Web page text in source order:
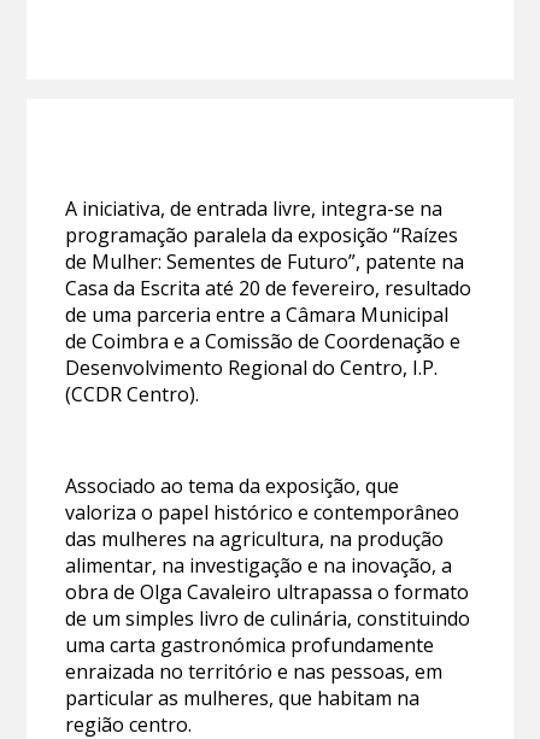
A iniciativa, de entrada livre, integra-se na
programação paralela da exposição “Raízes
de Mulher: Sementes de Futuro”, patente na
Casa da Escrita até 20 de fevereiro, resultado
de uma parceria entre a Câmara Municipal
de Coimbra e a Comissão de Coordenação e
Desenvolvimento Regional do Centro, I.P.
(CCDR Centro).
Associado ao tema da exposição, que
valoriza o papel histórico e contemporâneo
das mulheres na agricultura, na produção
alimentar, na investigação e na inovação, a
obra de Olga Cavaleiro ultrapassa o formato
de um simples livro de culinária, constituindo
uma carta gastronómica profundamente
enraizada no território e nas pessoas, em
particular as mulheres, que habitam na
região centro.